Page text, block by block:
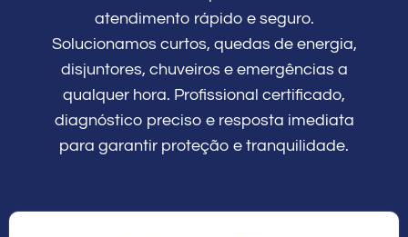
atendimento rápido e seguro.
Solucionamos curtos, quedas de energia,
disjuntores, chuveiros e emergências a
qualquer hora. Profissional certificado,
diagnóstico preciso e resposta imediata
para garantir proteção e tranquilidade.